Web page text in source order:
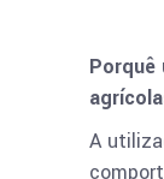
Porquê
A